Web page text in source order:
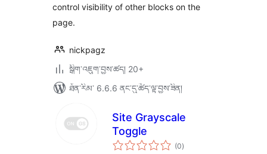
control visibility of other blocks on the
page.
nickpagz
སྒྲིག་འཇུག་བྱས་ཚད། 20+
ཐོན་རིམ་ 6.6.6 ནང་དུ་ཚོད་ལྟ་བྱས་ཟིན།
Site Grayscale
Toggle
(0གདེང་
འཇོག་
)